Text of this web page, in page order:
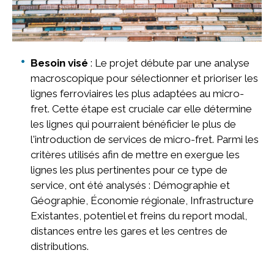
Besoin visé : Le projet débute par une analyse
macroscopique pour sélectionner et prioriser les
lignes ferroviaires les plus adaptées au micro-
fret. Cette étape est cruciale car elle détermine
les lignes qui pourraient bénéficier le plus de
l'introduction de services de micro-fret. Parmi les
critères utilisés afin de mettre en exergue les
lignes les plus pertinentes pour ce type de
service, ont été analysés : Démographie et
Géographie, Économie régionale, Infrastructure
Existantes, potentiel et freins du report modal,
distances entre les gares et les centres de
distributions.